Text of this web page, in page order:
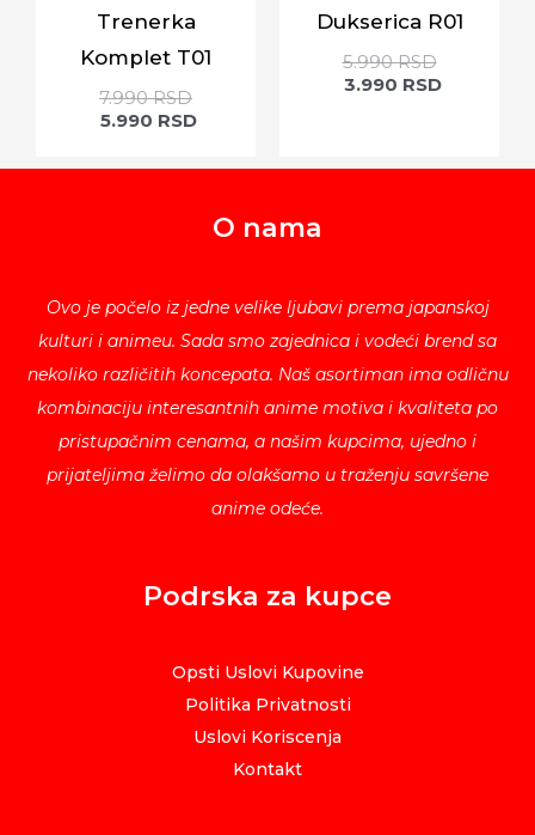
Trenerka
Komplet T01
7.990RSD
5.990 RSD
Dukserica R01
5.990RSD
3.990 RSD
O nama
Ovo je počelo iz jedne velike ljubavi prema japanskoj
kulturi i animeu. Sada smo zajednica i vodeći brend sa
nekoliko različitih koncepata. Naš asortiman ima odličnu
kombinaciju interesantnih anime motiva i kvaliteta po
pristupačnim cenama, a našim kupcima, ujedno i
prijateljima želimo da olakšamo u traženju savršene
anime odeće.
Podrska za kupce
Opsti Uslovi Kupovine
Politika Privatnosti
Uslovi Koriscenja
Kontakt